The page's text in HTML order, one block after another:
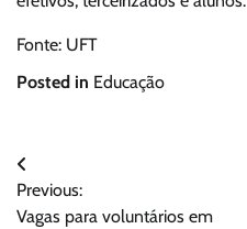
Fonte: UFT
Posted in Educação
Navegação
de
Previous:
Vagas para voluntários em